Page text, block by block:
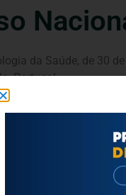
da Saúde, de 30
Portugal